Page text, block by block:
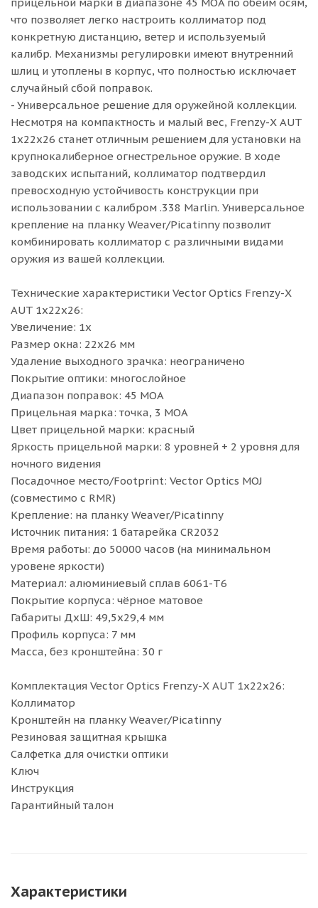
что позволяет легко настроить коллиматор под
конкретную дистанцию, ветер и используемый
калибр. Механизмы регулировки имеют внутренний
шлиц и утоплены в корпус, что полностью исключает
случайный сбой поправок.
- Универсальное решение для оружейной коллекции.
Несмотря на компактность и малый вес, Frenzy-X AUT
1x22x26 станет отличным решением для установки на
крупнокалиберное огнестрельное оружие. В ходе
заводских испытаний, коллиматор подтвердил
превосходную устойчивость конструкции при
использовании с калибром .338 Marlin. Универсальное
крепление на планку Weaver/Picatinny позволит
комбинировать коллиматор с различными видами
оружия из вашей коллекции.
Технические характеристики Vector Optics Frenzy-X
AUT 1x22x26:
Увеличение: 1x
Размер окна: 22х26 мм
Удаление выходного зрачка: неограничено
Покрытие оптики: многослойное
Диапазон поправок: 45 MOA
Прицельная марка: точка, 3 MOA
Цвет прицельной марки: красный
Яркость прицельной марки: 8 уровней + 2 уровня для
ночного видения
Посадочное место/Footprint: Vector Optics MOJ
(совместимо с RMR)
Крепление: на планку Weaver/Picatinny
Источник питания: 1 батарейка CR2032
Время работы: до 50000 часов (на минимальном
уровене яркости)
Материал: алюминиевый сплав 6061-T6
Покрытие корпуса: чёрное матовое
Габариты ДхШ: 49,5х29,4 мм
Профиль корпуса: 7 мм
Масса, без кронштейна: 30 г
Комплектация Vector Optics Frenzy-X AUT 1x22x26:
Коллиматор
Кронштейн на планку Weaver/Picatinny
Резиновая защитная крышка
Салфетка для очистки оптики
Ключ
Инструкция
Гарантийный талон
Характеристики